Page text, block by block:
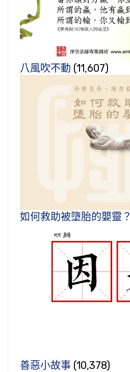
八風吹不動 (11,607)
如何救助被墮胎的嬰靈？
善惡小故事 (10,378)